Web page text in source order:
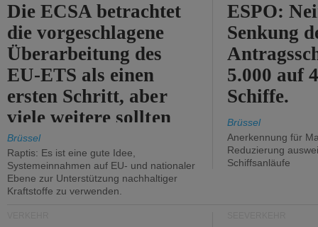
Die ECSA betrachtet
die vorgeschlagene
Überarbeitung des
EU-ETS als einen
ersten Schritt, aber
viele weitere sollten
folgen.
Brüssel
Raptis: Es ist eine gute Idee,
Systemeinnahmen auf EU- und nationaler
Ebene zur Unterstützung nachhaltiger
Kraftstoffe zu verwenden.
ESPO:
Senkung
5.000 auf
Schiffe.
Brüssel
Anerkennung für
Reduzierung
Schiffsanläufe